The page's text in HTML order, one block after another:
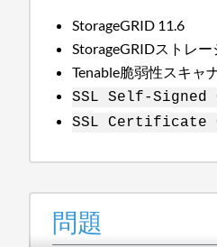
StorageGRID 11.6
StorageGRIDストレ
Tenable脆弱性スキャ
SSL Self-
SSL Certificate
問題